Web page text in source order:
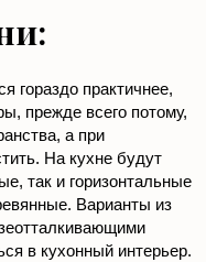
гораздо практичнее,
прежде всего потому,
а при
На кухне будут
так и горизонтальные
Варианты из
в кухонный интерьер.